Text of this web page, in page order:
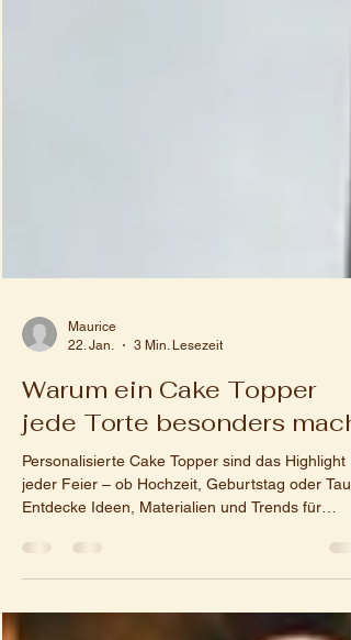
22. Jan.
3 Min. Lesezeit
Warum ein Cake Topper
jede Torte besonders
Personalisierte Cake Topper sind das Highlight
Entdecke Ideen, Materialien und Trends für
individuelle Kuchendekorationen.